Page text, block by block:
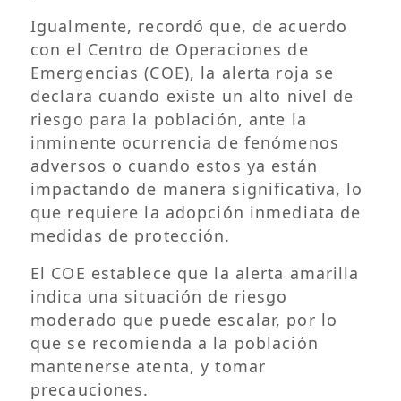
Igualmente, recordó que, de acuerdo
con el Centro de Operaciones de
Emergencias (COE), la alerta roja se
declara cuando existe un alto nivel de
riesgo para la población, ante la
inminente ocurrencia de fenómenos
adversos o cuando estos ya están
impactando de manera significativa, lo
que requiere la adopción inmediata de
medidas de protección.
El COE establece que la alerta amarilla
indica una situación de riesgo
moderado que puede escalar, por lo
que se recomienda a la población
mantenerse atenta, y tomar
precauciones.